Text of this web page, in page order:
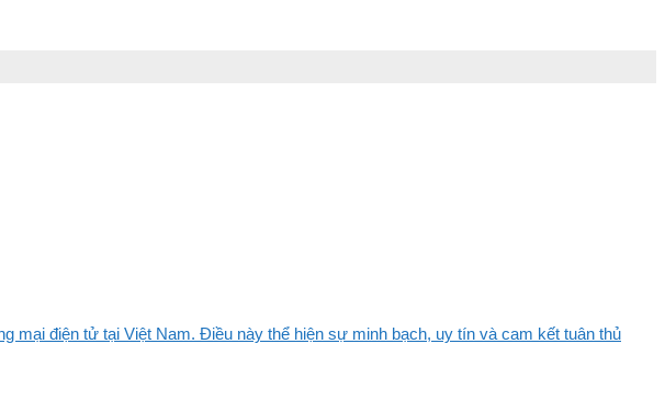
mại điện tử tại Việt Nam. Điều này thể hiện sự minh bạch, uy tín và cam kết tuân thủ